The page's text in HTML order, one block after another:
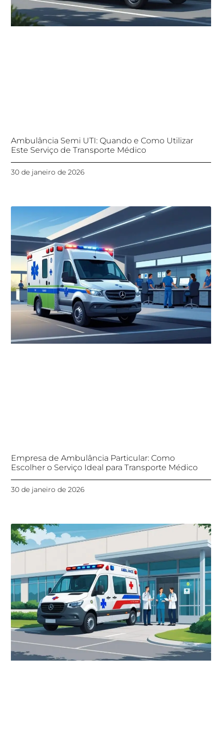
Ambulância Semi UTI: Quando e Como Utilizar
Este Serviço de Transporte Médico
30 de janeiro de 2026
Empresa de Ambulância Particular: Como
Escolher o Serviço Ideal para Transporte Médico
30 de janeiro de 2026